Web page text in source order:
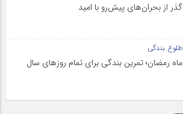
گذر از بحران‌های پیش‌رو با امید
طلوع بندگی
ماه رمضان؛ تمرین بندگی برای تمام روزهای سال